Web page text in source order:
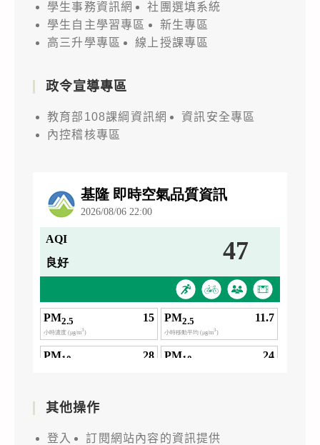
學生事務資訊網
社團選填系統
學生自主學習專區
新生專區
高三升學專區
線上授課專區
政令宣導專區
教育部108課綱資訊網
資訊安全專區
內控稽核專區
其他操作
登入
訂閱網站內容的資訊提供